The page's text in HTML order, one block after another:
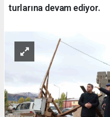
turlarına devam ediyor.